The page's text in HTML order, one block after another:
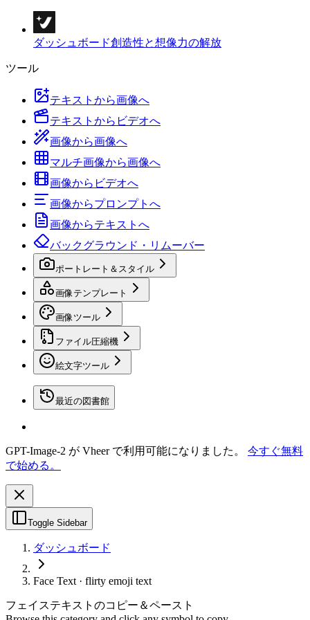
ダッシュボード創造性と想像力の解放
ツール
テキストから画像へ
テキストからビデオへ
画像から画像へ
マルチ画像から画像へ
画像からビデオへ
画像からプロンプトへ
画像からテキストへ
バックグラウンド・リムーバー
ポートレート＆スタイル
画像テンプレート
画像ツール
ファイル圧縮機
絵文字ツール
最近の図書館
GPT-Image-2 が Vheer で利用可能になりました。
今すぐ無料
で始める。
Toggle Sidebar
ダッシュボード
Face Text · flirty emoji text
フェイステキストのコピー＆ペースト